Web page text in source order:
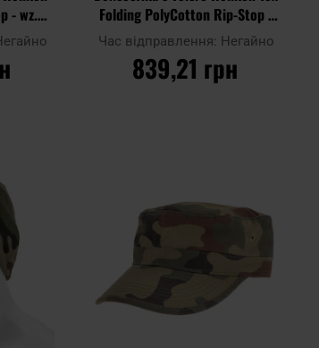
- wz.93
Folding PolyCotton Rip-Stop -
wz.93 Pantera PL Woodland
Час відправлення: Негайно
839,21 грн